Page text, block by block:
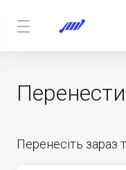
Перенесіть зараз